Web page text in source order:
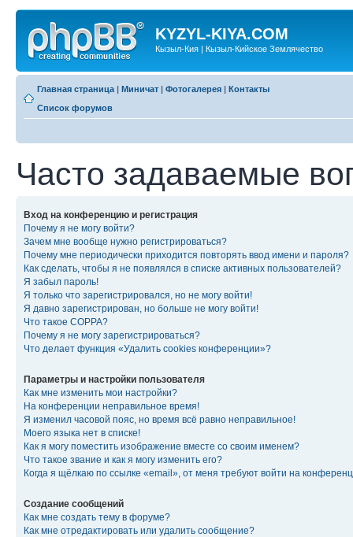
KYZYL-KIYA.COM
Кызыл-Кия | Кызыл-Кийское Землячество
Главная страница | Миничат | Фотогалерея | Контакты
Список форумов
Часто задаваемые
Вход на конференцию и регистрация
Почему я не могу войти?
Зачем мне вообще нужно регистрироваться?
Почему мне периодически приходится повторять ввод имени и пароля?
Как сделать, чтобы я не появлялся в списке активных пользователей?
Я забыл пароль!
Я только что зарегистрировался, но не могу войти!
Я давно зарегистрирован, но больше не могу войти!
Что такое COPPA?
Почему я не могу зарегистрироваться?
Что делает функция «Удалить cookies конференции»?
Параметры и настройки пользователя
Как мне изменить мои настройки?
На конференции неправильное время!
Я изменил часовой пояс, но время всё равно неправильное!
Моего языка нет в списке!
Как я могу поместить изображение вместе со своим именем?
Что такое звание и как я могу изменить его?
Когда я щёлкаю по ссылке «email», от меня требуют войти на
Создание сообщений
Как мне создать тему в форуме?
Как мне отредактировать или удалить сообщение?